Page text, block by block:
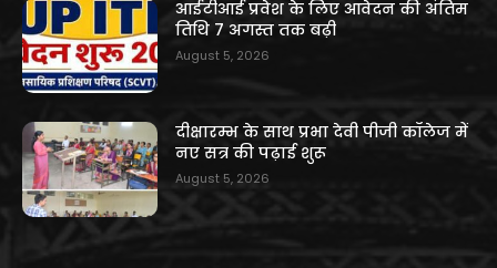
आईटीआई प्रवेश के लिए आवेदन की अंतिम
तिथि 7 अगस्त तक बढ़ी
August 5, 2026
दीक्षारम्भ के साथ प्रभा देवी पीजी कॉलेज में
नए सत्र की पढ़ाई शुरू
August 5, 2026